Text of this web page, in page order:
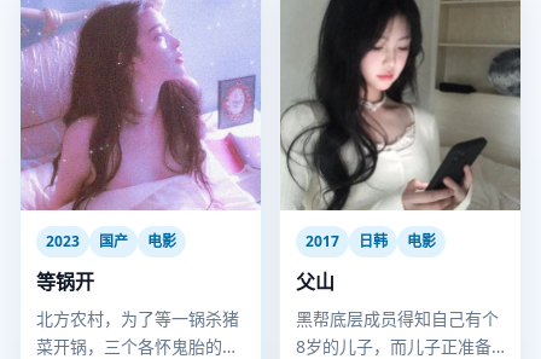
2023 国产 电影
等锅开
北方农村，为了等一锅杀猪
菜开锅，三个各怀鬼胎的男
2017 日韩 电影
父山
黑帮底层成员得知自己有个
8岁的儿子，而儿子正准备